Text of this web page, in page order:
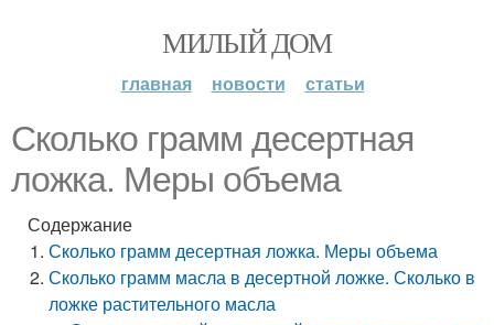
МИЛЫЙ ДОМ
главная новости статьи
Сколько грамм десертная
ложка. Меры объема
Содержание
Сколько грамм десертная ложка. Меры объема
Сколько грамм масла в десертной ложке. Сколько в
ложке растительного масла